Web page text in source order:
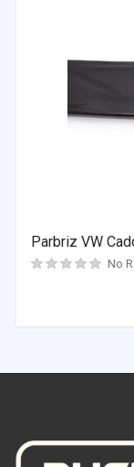
Parbriz VW
No